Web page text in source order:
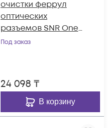
очистки феррул
оптических
разъемов SNR One-
Click-Cleaner SNR-
Под заказ
24 098 ₸
В корзину